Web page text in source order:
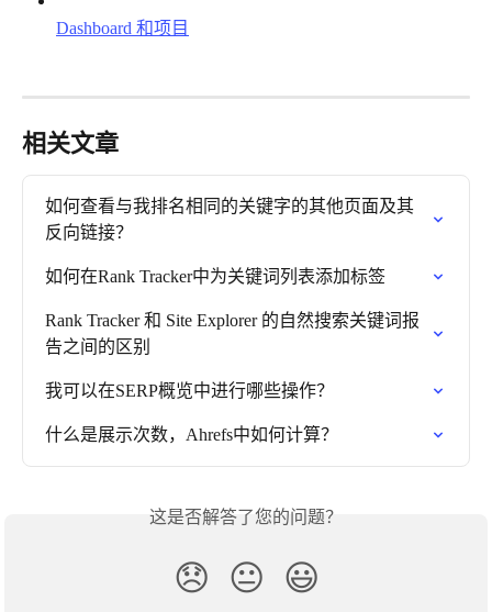
Dashboard 和项目
相关文章
如何查看与我排名相同的关键字的其他页面及其
反向链接？
如何在Rank Tracker中为关键词列表添加标签
Rank Tracker 和 Site Explorer 的自然搜索关键词报
告之间的区别
我可以在SERP概览中进行哪些操作？
什么是展示次数，Ahrefs中如何计算？
这是否解答了您的问题？
😞 😐 😃